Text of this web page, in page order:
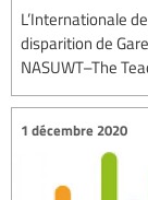
L’Internationale
disparition de
NASUWT–The
1 décembre 2020